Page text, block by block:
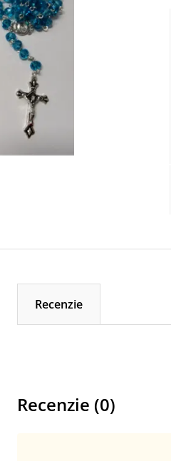
Recenzie
Recenzie (0)